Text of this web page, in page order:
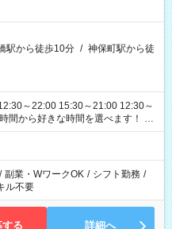
駅から徒歩10分 / 神保町駅から徒
～22:00 15:30～21:00 12:30～
ります
/ 副業・WワークOK / シフト勤務 /
ル不要
する 詳細へ